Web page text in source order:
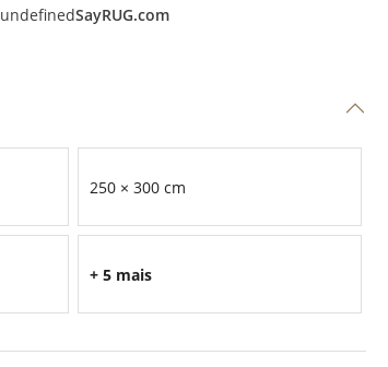
undefinedSayRUG.com
250 × 300 cm
+ 5 mais